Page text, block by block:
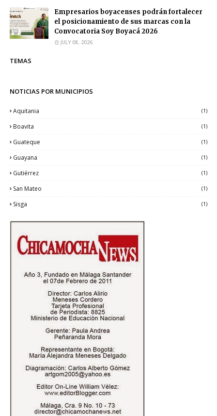
Empresarios boyacenses podrán fortalecer
el posicionamiento de sus marcas con la
Convocatoria Soy Boyacá 2026
JULY 08, 2026
TEMAS
NOTICIAS POR MUNICIPIOS
Aquitania (1)
Boavita (1)
Guateque (1)
Guayana (1)
Gutiérrez (1)
San Mateo (1)
Sisga (1)